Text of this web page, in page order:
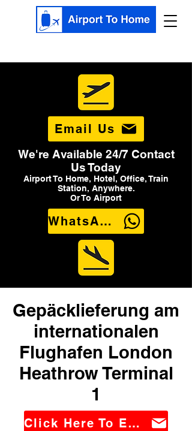
Email Us
We're Available 24/7 Contact
Us Today
Airport To Home, Hotel, Office, Train
Station, Anywhere.
Or To Airport
WhatsApp Us
Gepäcklieferung am
internationalen
Flughafen London
Heathrow Terminal
1
Click Here To Email Us